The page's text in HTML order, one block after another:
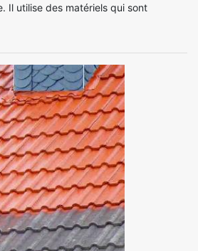
Il utilise des matériels qui sont